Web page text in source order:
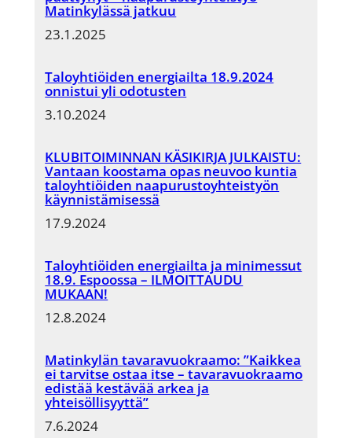
Matinkylässä jatkuu
23.1.2025
Taloyhtiöiden energiailta 18.9.2024
onnistui yli odotusten
3.10.2024
KLUBITOIMINNAN KÄSIKIRJA JULKAISTU:
Vantaan koostama opas neuvoo kuntia
taloyhtiöiden naapurustoyhteistyön
käynnistämisessä
17.9.2024
Taloyhtiöiden energiailta ja minimessut
18.9. Espoossa – ILMOITTAUDU
MUKAAN!
12.8.2024
Matinkylän tavaravuokraamo: ”Kaikkea
ei tarvitse ostaa itse – tavaravuokraamo
edistää kestävää arkea ja
yhteisöllisyyttä”
7.6.2024